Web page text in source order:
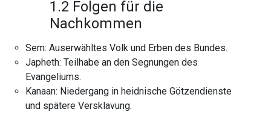
1.2 Folgen für die
Nachkommen
Sem: Auserwähltes Volk und Erben des Bundes.
Japheth: Teilhabe an den Segnungen des
Evangeliums.
Kanaan: Niedergang in heidnische Götzendienste
und spätere Versklavung.